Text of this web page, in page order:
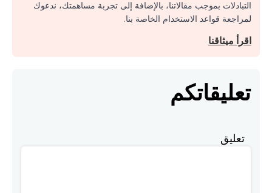
التبادلات بموجب مقالاتنا، بالإضافة إلى تجربة مساهمتك، ندعوك
لمراجعة قواعد الاستخدام الخاصة بنا.
اقرأ ميثاقنا
تعليقاتكم
تعليق